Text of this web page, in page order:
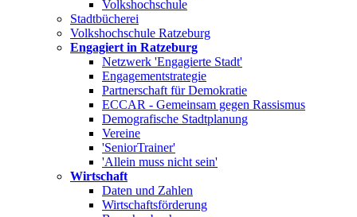
Volkshochschule
Stadtbücherei
Volkshochschule Ratzeburg
Engagiert in Ratzeburg
Netzwerk 'Engagierte Stadt'
Engagementstrategie
Partnerschaft für Demokratie
ECCAR - Gemeinsam gegen Rassismus
Demografische Stadtplanung
Vereine
'SeniorTrainer'
'Allein muss nicht sein'
Wirtschaft
Daten und Zahlen
Wirtschaftsförderung